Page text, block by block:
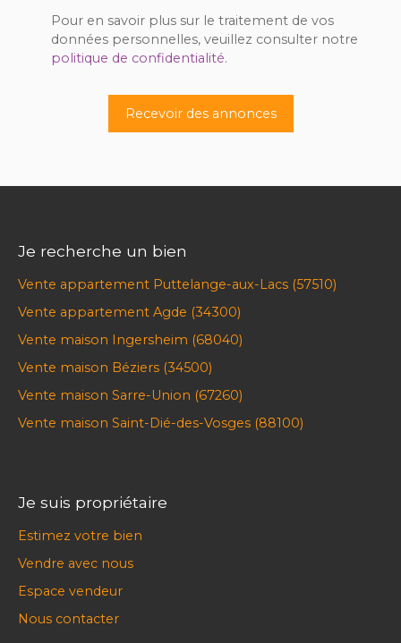
Pour en savoir plus sur le traitement de vos
données personnelles, veuillez consulter notre
politique de confidentialité.
Recevoir des annonces
Je recherche un bien
Vente appartement Puttelange-aux-Lacs (57510)
Vente appartement Agde (34300)
Vente maison Ingersheim (68040)
Vente maison Béziers (34500)
Vente maison Sarre-Union (67260)
Vente maison Saint-Dié-des-Vosges (88100)
Je suis propriétaire
Estimez votre bien
Vendre avec nous
Espace vendeur
Nous contacter